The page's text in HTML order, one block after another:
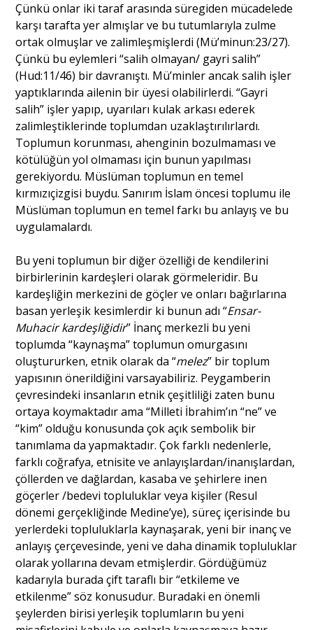
Çünkü onlar iki taraf arasında süregiden mücadelede
karşı tarafta yer almışlar ve bu tutumlarıyla zulme
ortak olmuşlar ve zalimleşmişlerdi (Mü’minun:23/27).
Çünkü bu eylemleri “salih olmayan/ gayri salih”
(Hud:11/46) bir davranıştı. Mü’minler ancak salih işler
yaptıklarında ailenin bir üyesi olabilirlerdi. “Gayri
salih” işler yapıp, uyarıları kulak arkası ederek
zalimleştiklerinde toplumdan uzaklaştırılırlardı.
Toplumun korunması, ahenginin bozulmaması ve
kötülüğün yol olmaması için bunun yapılması
gerekiyordu. Müslüman toplumun en temel
kırmızıçizgisi buydu. Sanırım İslam öncesi toplumu ile
Müslüman toplumun en temel farkı bu anlayış ve bu
uygulamalardı.
Bu yeni toplumun bir diğer özelliği de kendilerini
birbirlerinin kardeşleri olarak görmeleridir. Bu
kardeşliğin merkezini de göçler ve onları bağırlarına
basan yerleşik kesimlerdir ki bunun adı “Ensar-
Muhacir kardeşliğidir” İnanç merkezli bu yeni
toplumda “kaynaşma” toplumun omurgasını
oluştururken, etnik olarak da “melez” bir toplum
yapısının önerildiğini varsayabiliriz. Peygamberin
çevresindeki insanların etnik çeşitliliği zaten bunu
ortaya koymaktadır ama “Milleti İbrahim’ın “ne” ve
“kim” olduğu konusunda çok açık sembolik bir
tanımlama da yapmaktadır. Çok farklı nedenlerle,
farklı coğrafya, etnisite ve anlayışlardan/inanışlardan,
çöllerden ve dağlardan, kasaba ve şehirlere inen
göçerler /bedevi topluluklar veya kişiler (Resul
dönemi gerçekliğinde Medine’ye), süreç içerisinde bu
yerlerdeki topluluklarla kaynaşarak, yeni bir inanç ve
anlayış çerçevesinde, yeni ve daha dinamik topluluklar
olarak yollarına devam etmişlerdir. Gördüğümüz
kadarıyla burada çift taraflı bir “etkileme ve
etkilenme” söz konusudur. Buradaki en önemli
şeylerden birisi yerleşik toplumların bu yeni